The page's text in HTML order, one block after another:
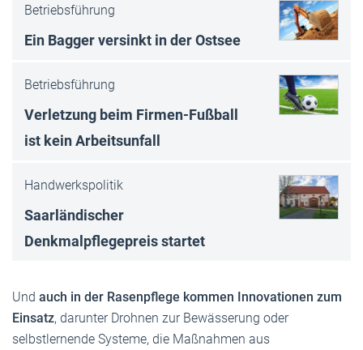
Betriebsführung
Ein Bagger versinkt in der Ostsee
Betriebsführung
Verletzung beim Firmen-Fußball
ist kein Arbeitsunfall
Handwerkspolitik
Saarländischer
Denkmalpflegepreis startet
Und auch in der Rasenpflege kommen Innovationen zum
Einsatz, darunter Drohnen zur Bewässerung oder
selbstlernende Systeme, die Maßnahmen aus